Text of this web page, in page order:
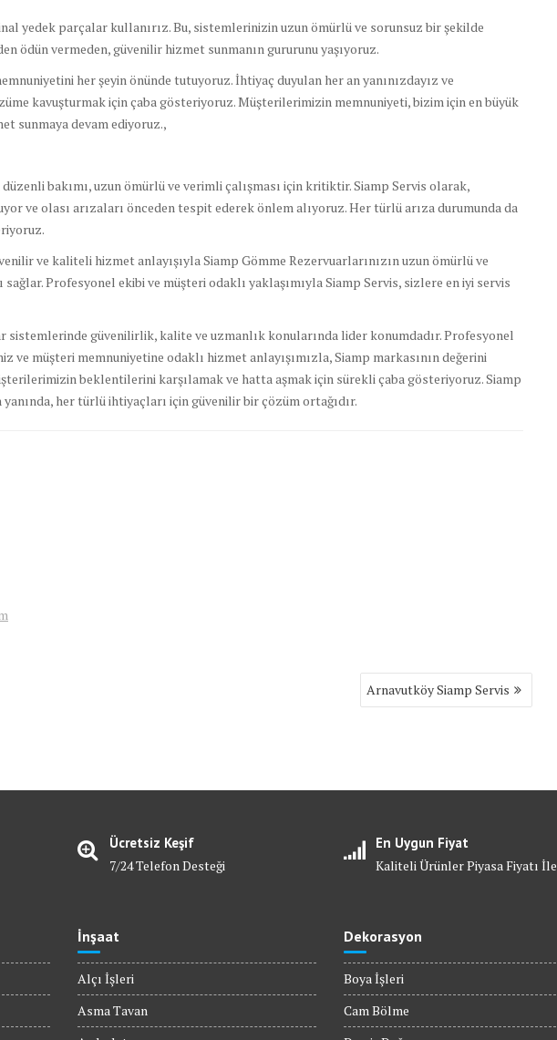
yedek parçalar kullanırız. Bu, sistemlerinizin uzun ömürlü ve sorunsuz bir şekilde
ödün vermeden, güvenilir hizmet sunmanın gururunu yaşıyoruz.
her şeyin önünde tutuyoruz. İhtiyaç duyulan her an yanınızdayız ve
kavuşturmak için çaba gösteriyoruz. Müşterilerimizin memnuniyeti, bizim için en büyük
sunmaya devam ediyoruz.,
bakımı, uzun ömürlü ve verimli çalışması için kritiktir. Siamp Servis olarak,
ve olası arızaları önceden tespit ederek önlem alıyoruz. Her türlü arıza durumunda da
ve kaliteli hizmet anlayışıyla Siamp Gömme Rezervuarlarınızın uzun ömürlü ve
sağlar. Profesyonel ekibi ve müşteri odaklı yaklaşımıyla Siamp Servis, sizlere en iyi servis
sistemlerinde güvenilirlik, kalite ve uzmanlık konularında lider konumdadır. Profesyonel
ve müşteri memnuniyetine odaklı hizmet anlayışımızla, Siamp markasının değerini
beklentilerini karşılamak ve hatta aşmak için sürekli çaba gösteriyoruz. Siamp
her türlü ihtiyaçları için güvenilir bir çözüm ortağıdır.
Arnavutköy Siamp Servis
Ücretsiz Keşif
7/24 Telefon Desteği
En Uygun Fiyat
Kaliteli Ürünler Piyasa Fiyatı İle
İnşaat
Alçı İşleri
Asma Tavan
Dekorasyon
Boya İşleri
Cam Bölme